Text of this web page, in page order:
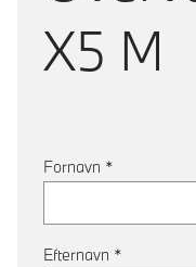
X5 M
Fornavn *
Efternavn *